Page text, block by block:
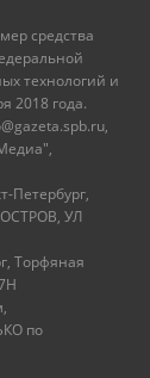
средства
технологий и
2018 года.
Петербург,
УЛ
Торфяная
по